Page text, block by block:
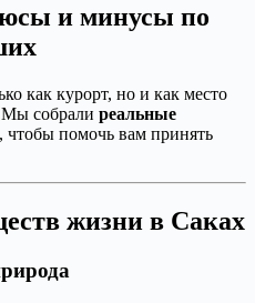
и минусы по
как курорт, но и как место
Мы собрали реальные
чтобы помочь вам принять
жизни в Саках